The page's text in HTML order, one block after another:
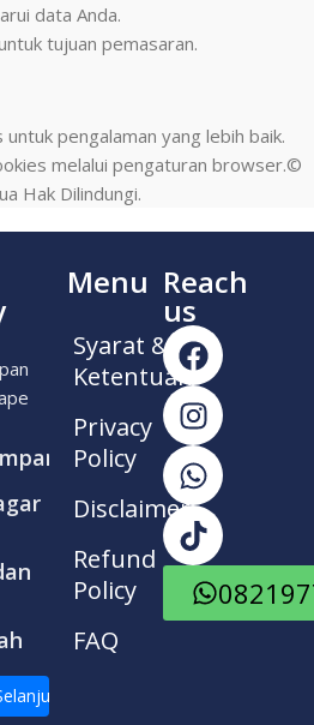
data Anda.
tujuan pemasaran.
pengalaman yang lebih baik.
melalui pengaturan browser.©
Hak Dilindungi.
Menu
Syarat &
Ketentuan
Privacy
Policy
Disclaimer
Refund
Policy
FAQ
Reach
us